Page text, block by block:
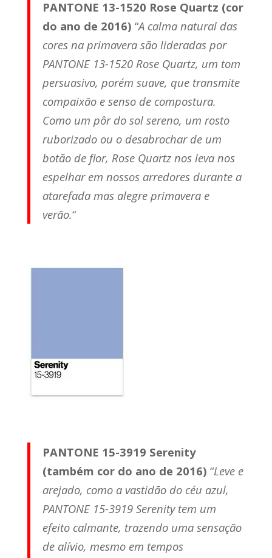
PANTONE 13-1520 Rose Quartz (cor
do ano de 2016) “A calma natural das
cores na primavera são lideradas por
PANTONE 13-1520 Rose Quartz, um tom
persuasivo, porém suave, que transmite
compaixão e senso de compostura.
Como um pôr do sol sereno, um rosto
ruborizado ou o desabrochar de um
botão de flor, Rose Quartz nos leva nos
espelhar em nossos arredores durante a
atarefada mas alegre primavera e
verão.“
PANTONE 15-3919 Serenity
(também cor do ano de 2016) “Leve e
arejado, como a vastidão do céu azul,
PANTONE 15-3919 Serenity tem um
efeito calmante, trazendo uma sensação
de alívio, mesmo em tempos